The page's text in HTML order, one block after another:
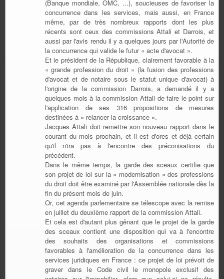
(Banque mondiale, OMC, ...), soucieuses de favoriser la
concurrence dans les services, mais aussi, en France
même, par de très nombreux rapports dont les plus
récents sont ceux des commissions Attali et Darrois, et
aussi par l'avis rendu il y a quelques jours par l'Autorité de
la concurrence qui valide le futur « acte d'avocat ».
Et le président de la République, clairement favorable à la
« grande profession du droit » (la fusion des professions
d'avocat et de notaire sous le statut unique d'avocat) à
l'origine de la commission Darrois, a demandé il y a
quelques mois à la commission Attali de faire le point sur
l'application de ses 316 propositions de mesures
destinées à « relancer la croissance ».
Jacques Attali doit remettre son nouveau rapport dans le
courant du mois prochain, et il est d'ores et déjà certain
qu'il n'ira pas à l'encontre des préconisations du
précédent.
Dans le même temps, la garde des sceaux certifie que
son projet de loi sur la « modernisation » des professions
du droit doit être examiné par l'Assemblée nationale dès la
fin du présent mois de juin.
Or, cet agenda parlementaire se télescope avec la remise
en juillet du deuxième rapport de la commission Attali.
Et cela est d'autant plus gênant que le projet de la garde
des sceaux contient une disposition qui va à l'encontre
des souhaits des organisations et commissions
favorables à l'amélioration de la concurrence dans les
services juridiques en France : ce projet de loi prévoit de
graver dans le Code civil le monopole exclusif des